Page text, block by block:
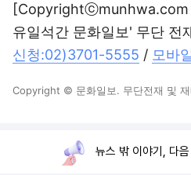
[Copyrightⓒmunhwa.com
유일석간 문화일보' 무단 전
신청:02)3701-5555 / 모바
Copyright © 문화일보. 무단전재 및 재
뉴스 밖 이야기, 다